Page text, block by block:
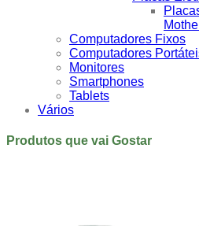
Computadores Fixos
Computadores
Monitores
Smartphones
Tablets
Vários
Produtos que vai Gostar